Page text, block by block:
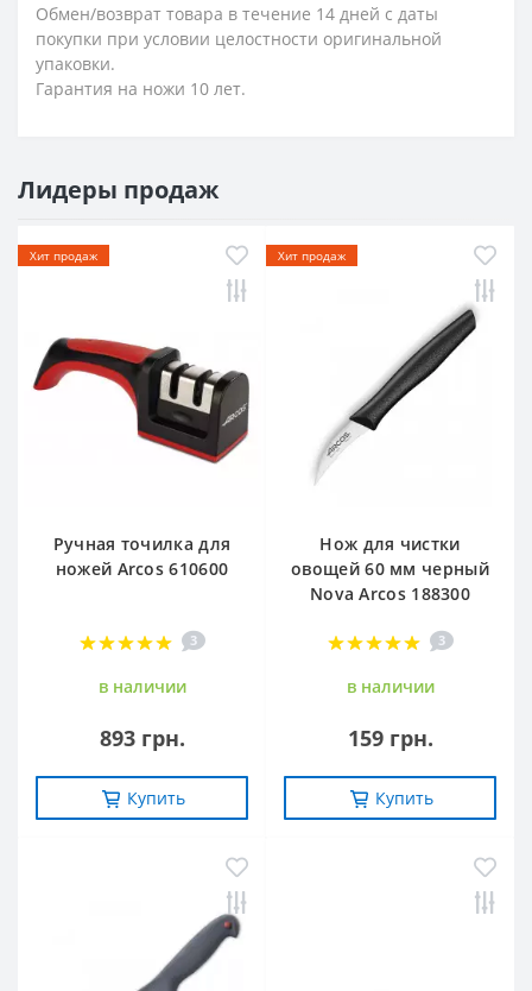
Обмен/возврат товара в течение 14 дней с даты
покупки при условии целостности оригинальной
упаковки.
Гарантия на ножи 10 лет.
Лидеры продаж
Хит продаж
Ручная точилка для
ножей Arcos 610600
3
в наличии
893 грн.
Купить
Хит продаж
Нож для чистки
овощей 60 мм черный
Nova Arcos 188300
3
в наличии
159 грн.
Купить